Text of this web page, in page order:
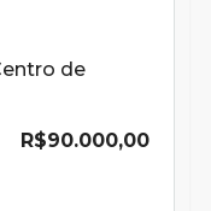
de
R$90.000,00